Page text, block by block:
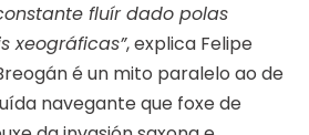
fluír dado polas
xeográficas”, explica Felipe
é un mito paralelo ao de
navegante que foxe de